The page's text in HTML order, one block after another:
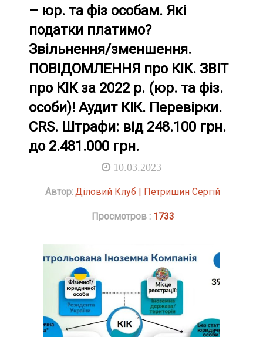
– юр. та фіз особам. Які
податки платимо?
Звільнення/зменшення.
ПОВІДОМЛЕННЯ про КІК. ЗВІТ
про КІК за 2022 р. (юр. та фіз.
особи)! Аудит КІК. Перевірки.
CRS. Штрафи: від 248.100 грн.
до 2.481.000 грн.
10.03.2023
Автор:Діловий Клуб | Петришин Сергій
Просмотров : 1733